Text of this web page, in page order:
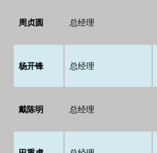
周贞圆 总经理
杨开锋 总经理
戴陈明 总经理